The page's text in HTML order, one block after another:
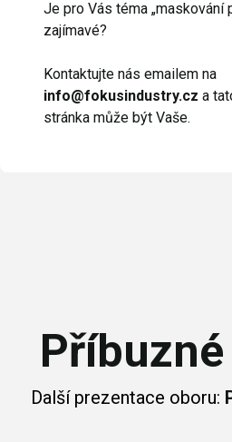
Je pro Vás téma „maskování
zajímavé?
Kontaktujte nás emailem na
info@fokusindustry.cz a
stránka může být Vaše.
Další prezentace oboru: